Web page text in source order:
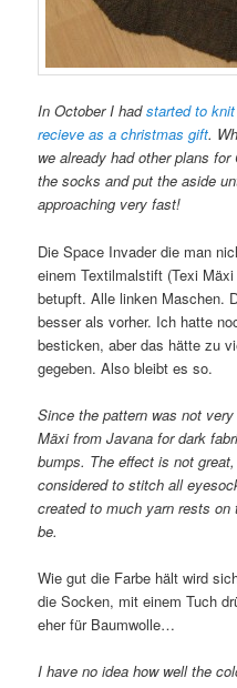
In October I hadstarted to
recieve as a christmas gift.
we already had other plans
the socks and put the aside
approaching very fast!
Die Space Invader die man
einem Textilmalstift (Texi
betupft. Alle linken Maschen.
besser als vorher. Ich hatte
besticken, aber das hätte zu
gegeben. Also bleibt es so.
Since the pattern was not
Mäxi from Javana for dark
bumps. The effect is not
considered to stitch all
created to much yarn rests
be.
Wie gut die Farbe hält wird
die Socken, mit einem Tuch
eher für Baumwolle…
I have no idea how well the